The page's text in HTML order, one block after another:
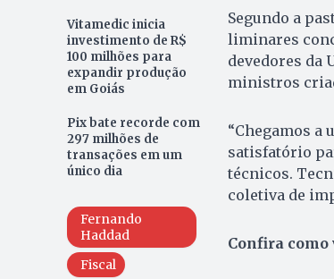
Vitamedic inicia
investimento de R$
100 milhões para
expandir produção
em Goiás
Pix bate recorde com
297 milhões de
transações em um
único dia
Fernando
Haddad
Fiscal
Segundo a
liminares
devedores da
ministros
“Chegamos a
satisfatório
técnicos.
coletiva de
Confira como